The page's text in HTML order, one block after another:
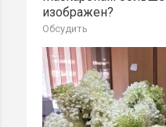
изображен?
Обсудить